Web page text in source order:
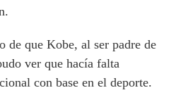
de que Kobe, al ser padre de
ver que hacía falta
con base en el deporte.